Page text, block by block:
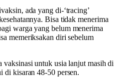
ada yang di-‘tracing’
Bisa tidak menerima
warga yang belum menerima
memeriksakan diri sebelum
untuk usia lanjut masih di
di kisaran 48-50 persen.